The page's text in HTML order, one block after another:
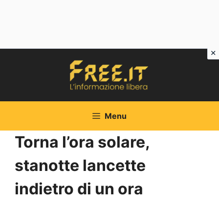
Menu
Torna l’ora solare,
stanotte lancette
indietro di un ora